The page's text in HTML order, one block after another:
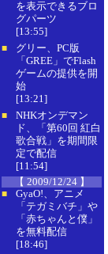
を表示できるブロ
グパーツ
[13:55]
■
グリー、PC版
「GREE」でFlash
ゲームの提供を開
始
[13:21]
■
NHKオンデマン
ド、「第60回 紅白
歌合戦」を期間限
定で配信
[11:54]
【 2009/12/24 】
■
GyaO!、アニメ
「テガミバチ」や
「赤ちゃんと僕」
を無料配信
[18:46]